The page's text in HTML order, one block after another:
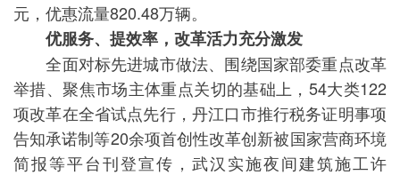
元，优惠流量820.48万辆。
优服务、提效率，改革活力充分激发
全面对标先进城市做法、围绕国家部委重点改革
举措、聚焦市场主体重点关切的基础上，54大类122
项改革在全省试点先行，丹江口市推行税务证明事项
告知承诺制等20余项首创性改革创新被国家营商环境
简报等平台刊登宣传，武汉实施夜间建筑施工许